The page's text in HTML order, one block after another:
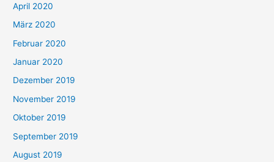
April 2020
März 2020
Februar 2020
Januar 2020
Dezember 2019
November 2019
Oktober 2019
September 2019
August 2019